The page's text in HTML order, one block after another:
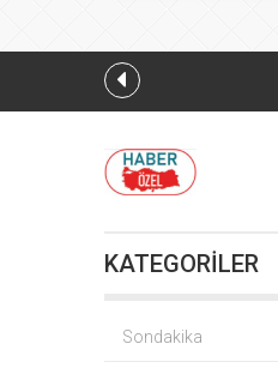
KATEGORİLER
Sondakika